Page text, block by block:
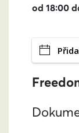
od 18:00